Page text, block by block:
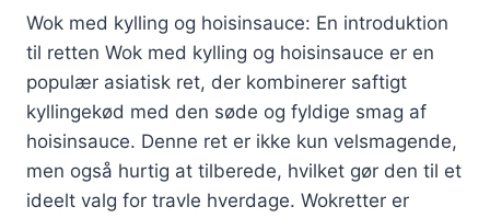
Wok med kylling og hoisinsauce: En introduktion
til retten Wok med kylling og hoisinsauce er en
populær asiatisk ret, der kombinerer saftigt
kyllingekød med den søde og fyldige smag af
hoisinsauce. Denne ret er ikke kun velsmagende,
men også hurtig at tilberede, hvilket gør den til et
ideelt valg for travle hverdage. Wokretter er